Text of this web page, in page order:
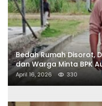
Bedah Rumah Disorot,
dan Warga Minta BPK
April 16, 2026 330